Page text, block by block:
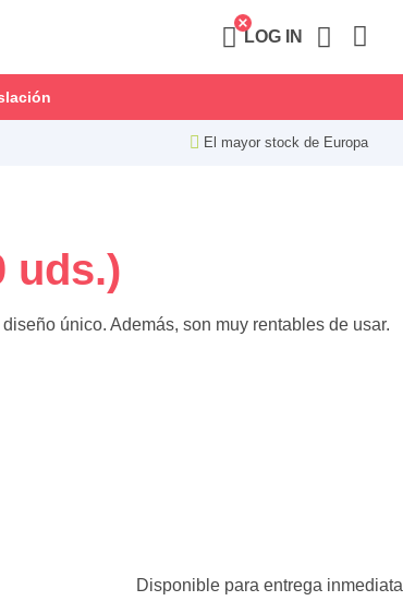
LOG IN
El mayor stock de Europa
uds.)
único. Además, son muy rentables de usar.
Disponible para entrega inmediata